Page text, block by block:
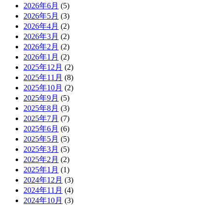
2026年6月 (5)
2026年5月 (3)
2026年4月 (2)
2026年3月 (2)
2026年2月 (2)
2026年1月 (2)
2025年12月 (2)
2025年11月 (8)
2025年10月 (2)
2025年9月 (5)
2025年8月 (3)
2025年7月 (7)
2025年6月 (6)
2025年5月 (5)
2025年3月 (5)
2025年2月 (2)
2025年1月 (1)
2024年12月 (3)
2024年11月 (4)
2024年10月 (3)